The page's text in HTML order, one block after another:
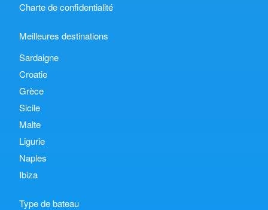
Charte de confidentialité
Meilleures destinations
Sardaigne
Croatie
Grèce
Sicile
Malte
Ligurie
Naples
Ibiza
Type de bateau